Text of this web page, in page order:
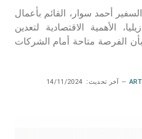
أحمد سوار، القائم بأعمال
الأهمية الاقتصادية لتعدين
بأن الفرصة متاحة أمام الشركات
آخر تحديث: 14/11/2024